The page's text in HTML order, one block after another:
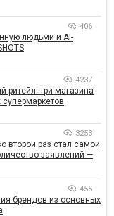
406
людьми и AI-
4237
ритейл: три магазина
3253
второй раз стал самой
заявлений —
455
брендов из основных